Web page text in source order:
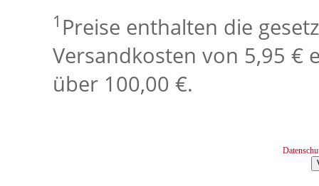
1 Preise enthalten die
Versandkosten von 5,95 €
über 100,00 €.